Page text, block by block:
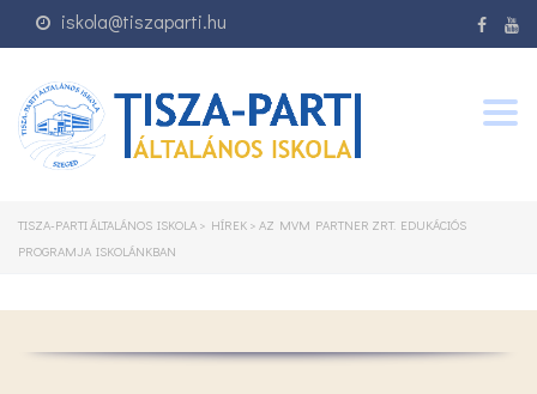
iskola@tiszaparti.hu
TISZA-PARTI ÁLTALÁNOS ISKOLA > HÍREK > AZ MVM PARTNER ZRT. EDUKÁCIÓS
PROGRAMJA ISKOLÁNKBAN